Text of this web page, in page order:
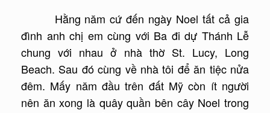
Hằng năm cứ đến ngày Noel tất cả gia
đình anh chị em cùng với Ba đi dự Thánh Lễ
chung với nhau ở nhà thờ St. Lucy, Long
Beach. Sau đó cùng về nhà tôi để ăn tiệc nửa
đêm. Mấy năm đầu trên đất Mỹ còn ít người
nên ăn xong là quây quần bên cây Noel trong